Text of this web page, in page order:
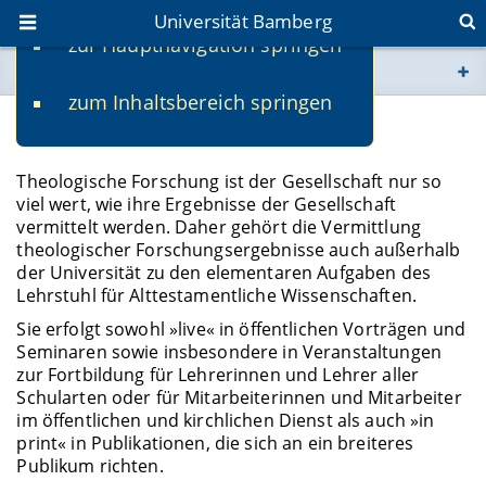
zur Hauptnavigation springen
zum Inhaltsbereich springen
Universität Bamberg
www.uni-bamberg.de
fis.uni-bamberg.de
Transfer
Theologische Forschung ist der Gesellschaft nur so
viel wert, wie ihre Ergebnisse der Gesellschaft
vermittelt werden. Daher gehört die Vermittlung
theologischer Forschungsergebnisse auch außerhalb
der Universität zu den elementaren Aufgaben des
Lehrstuhl für Alttestamentliche Wissenschaften.
Sie erfolgt sowohl »live« in öffentlichen Vorträgen und
Seminaren sowie insbesondere in Veranstaltungen
zur Fortbildung für Lehrerinnen und Lehrer aller
Schularten oder für Mitarbeiterinnen und Mitarbeiter
im öffentlichen und kirchlichen Dienst als auch »in
print« in Publikationen, die sich an ein breiteres
Publikum richten.